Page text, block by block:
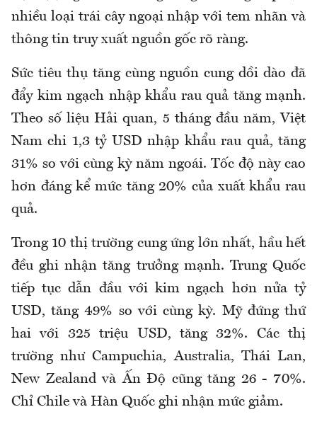
nhiều loại trái cây ngoại nhập với tem nhãn và
thông tin truy xuất nguồn gốc rõ ràng.
Sức tiêu thụ tăng cùng nguồn cung dồi dào đã
đẩy kim ngạch nhập khẩu rau quả tăng mạnh.
Theo số liệu Hải quan, 5 tháng đầu năm, Việt
Nam chi 1,3 tỷ USD nhập khẩu rau quả, tăng
31% so với cùng kỳ năm ngoái. Tốc độ này cao
hơn đáng kể mức tăng 20% của xuất khẩu rau
quả.
Trong 10 thị trường cung ứng lớn nhất, hầu hết
đều ghi nhận tăng trưởng mạnh. Trung Quốc
tiếp tục dẫn đầu với kim ngạch hơn nửa tỷ
USD, tăng 49% so với cùng kỳ. Mỹ đứng thứ
hai với 325 triệu USD, tăng 32%. Các thị
trường như Campuchia, Australia, Thái Lan,
New Zealand và Ấn Độ cũng tăng 26 - 70%.
Chỉ Chile và Hàn Quốc ghi nhận mức giảm.